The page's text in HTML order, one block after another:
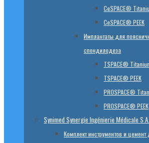
CeSPACE®
CeSPACE® PEEK
Имплантаты для
спондилодеза
TSPACE®
TSPACE® PEEK
PROSPACE®
PROSPACE® PEEK
Synimed Synergie Ingénierie Médicale
Комплект инструментов и цемент